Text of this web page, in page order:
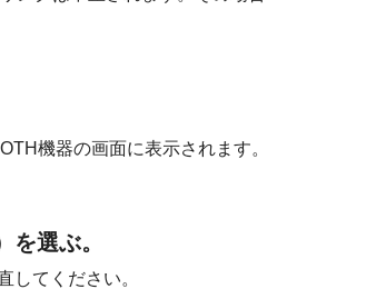
機器の画面に表示されます。
を選ぶ。
してください。